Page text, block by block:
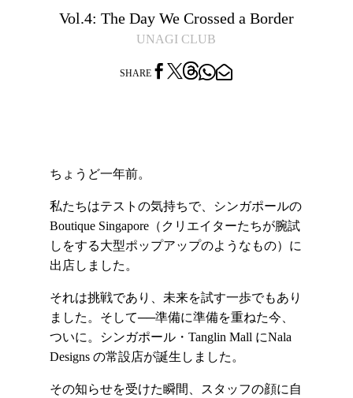
Vol.4: The Day We Crossed a Border
UNAGI CLUB
SHARE   
ちょうど一年前。
私たちはテストの気持ちで、シンガポールの
Boutique Singapore（クリエイターたちが腕試
しをする大型ポップアップのようなもの）に
出店しました。
それは挑戦であり、未来を試す一歩でもあり
ました。そして──準備に準備を重ねた今、
ついに。シンガポール・Tanglin Mall にNala
Designs の常設店が誕生しました。
その知らせを受けた瞬間、スタッフの顔に自